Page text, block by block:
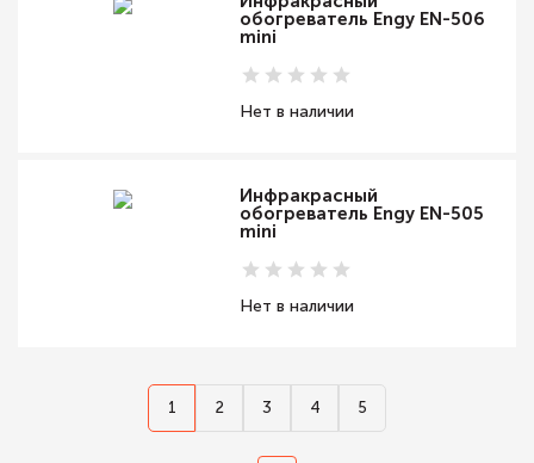
обогреватель Engy EN-506
mini
Нет в наличии
Инфракрасный
обогреватель Engy EN-505
mini
Нет в наличии
1 2 3 4 5